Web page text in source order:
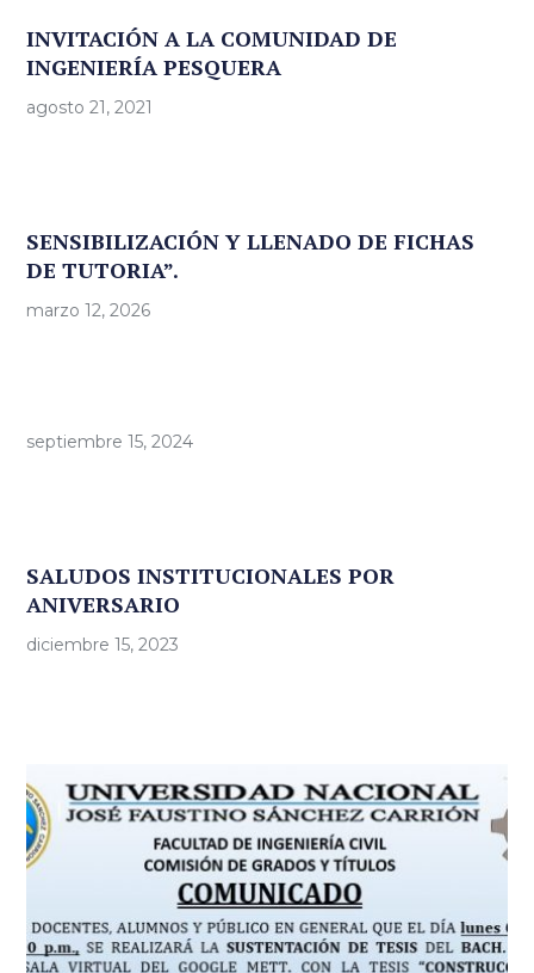
INVITACIÓN A LA COMUNIDAD DE
INGENIERÍA PESQUERA
agosto 21, 2021
SENSIBILIZACIÓN Y LLENADO DE FICHAS
DE TUTORIA”.
marzo 12, 2026
septiembre 15, 2024
SALUDOS INSTITUCIONALES POR
ANIVERSARIO
diciembre 15, 2023